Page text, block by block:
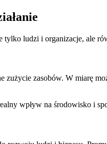
ludzi i organizacje, ale
zużycie zasobów. W
wpływ na środowisko i